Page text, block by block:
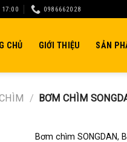
17:00 0986662028
CHỦ GIỚI THIỆU SẢN
/ BƠM CHÌM
Bơm chìm